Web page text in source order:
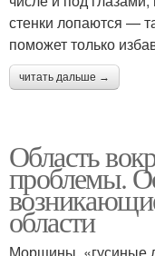
стенки лопаются —
поможет только
читать дальше →
Область
проблемы.
области